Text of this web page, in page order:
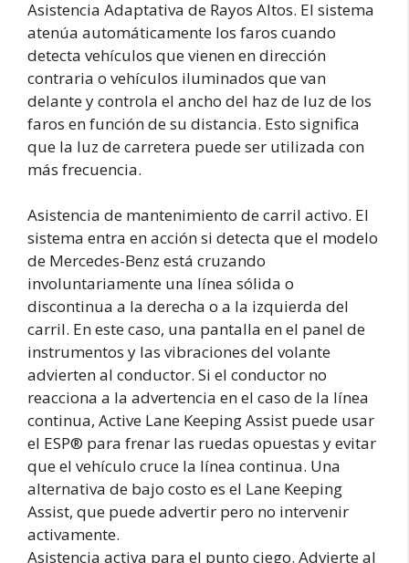
Asistencia Adaptativa de Rayos Altos. El sistema
atenúa automáticamente los faros cuando
detecta vehículos que vienen en dirección
contraria o vehículos iluminados que van
delante y controla el ancho del haz de luz de los
faros en función de su distancia. Esto significa
que la luz de carretera puede ser utilizada con
más frecuencia.
Asistencia de mantenimiento de carril activo. El
sistema entra en acción si detecta que el modelo
de Mercedes-Benz está cruzando
involuntariamente una línea sólida o
discontinua a la derecha o a la izquierda del
carril. En este caso, una pantalla en el panel de
instrumentos y las vibraciones del volante
advierten al conductor. Si el conductor no
reacciona a la advertencia en el caso de la línea
continua, Active Lane Keeping Assist puede usar
el ESP® para frenar las ruedas opuestas y evitar
que el vehículo cruce la línea continua. Una
alternativa de bajo costo es el Lane Keeping
Assist, que puede advertir pero no intervenir
activamente.
Asistencia activa para el punto ciego. Advierte al